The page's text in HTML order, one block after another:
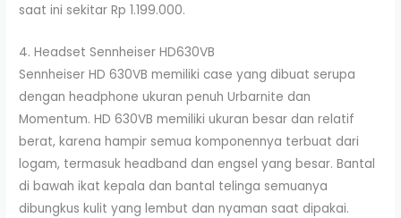
saat ini sekitar Rp 1.199.000.
4. Headset Sennheiser HD630VB
Sennheiser HD 630VB memiliki case yang dibuat serupa
dengan headphone ukuran penuh Urbarnite dan
Momentum. HD 630VB memiliki ukuran besar dan relatif
berat, karena hampir semua komponennya terbuat dari
logam, termasuk headband dan engsel yang besar. Bantal
di bawah ikat kepala dan bantal telinga semuanya
dibungkus kulit yang lembut dan nyaman saat dipakai.